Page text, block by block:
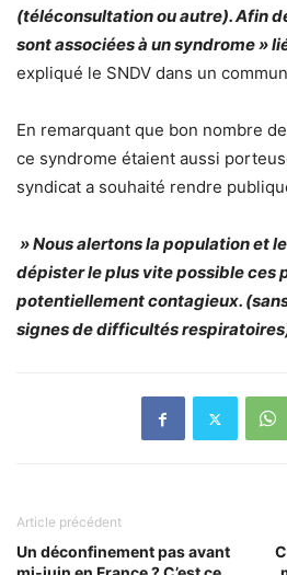
(téléconsultation ou autre). Afin
sont associées à un syndrome »
expliqué le SNDV dans un
En remarquant que bon nombre
ce syndrome étaient aussi
syndicat a souhaité rendre
» Nous alertons la population et
dépister le plus vite possible ces
potentiellement contagieux.
signes de difficultés
Article précédent
Un déconfinement pas avant